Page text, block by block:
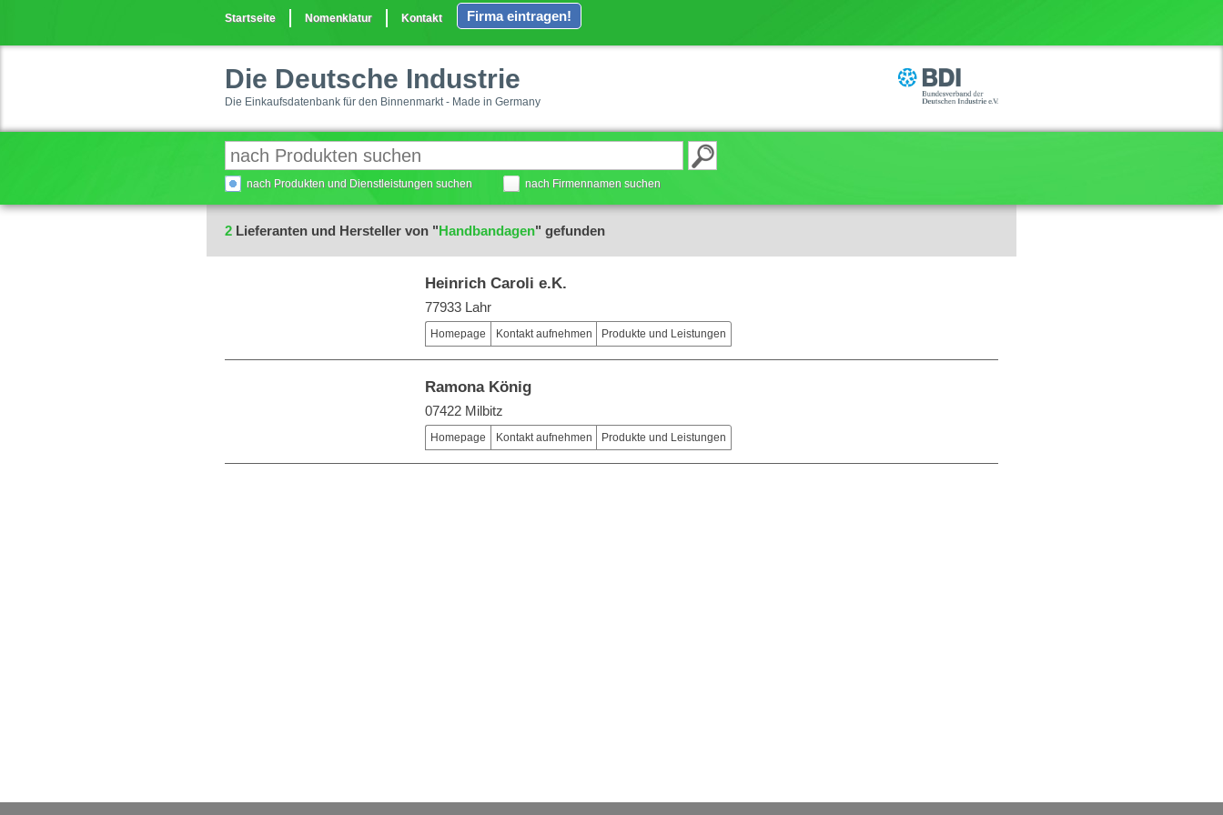
Startseite Nomenklatur Kontakt Firma eintragen!
Die Deutsche Industrie
Die Einkaufsdatenbank für den Binnenmarkt - Made in Germany
nach Produkten und Dienstleistungen suchen nach Firmennamen suchen
2 Lieferanten und Hersteller von "Handbandagen" gefunden
Heinrich Caroli e.K.
77933 Lahr
Homepage Kontakt aufnehmen Produkte und Leistungen
Ramona König
07422 Milbitz
Homepage Kontakt aufnehmen Produkte und Leistungen